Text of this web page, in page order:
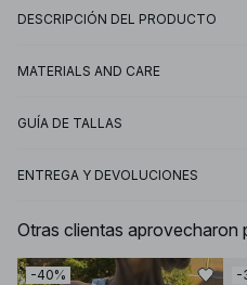
DESCRIPCIÓN DEL PRODUCTO
MATERIALS AND CARE
GUÍA DE TALLAS
ENTREGA Y DEVOLUCIONES
Otras clientas aprovecharon
-40% -